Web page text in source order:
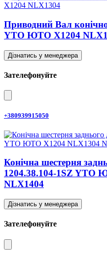
Приводний Вал
YTO ЮТО X1204
Дізнатись у менеджера
Зателефонуйте
+380939915050
Конічна шестерня
1204.38.104-1SZ YTO
NLX1404
Дізнатись у менеджера
Зателефонуйте